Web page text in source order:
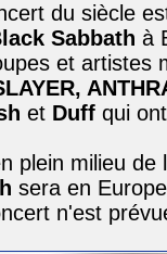
du siècle
Sabbath à
et artistes
et Duff qui
plein milieu
sera en
n'est